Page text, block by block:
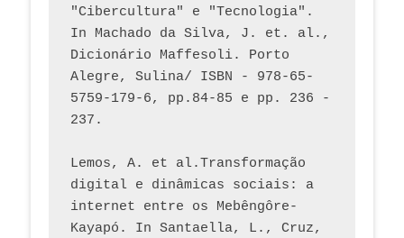
"Cibercultura" e "Tecnologia".
In Machado da Silva, J. et. al.,
Dicionário Maffesoli. Porto
Alegre, Sulina/ ISBN - 978-65-
5759-179-6, pp.84-85 e pp. 236 -
237.
Lemos, A. et al.Transformação
digital e dinâmicas sociais: a
internet entre os Mebêngôre-
Kayapó. In Santaella, L., Cruz,